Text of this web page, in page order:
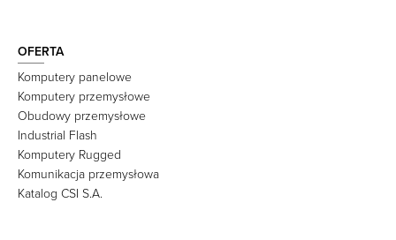
OFERTA
Komputery panelowe
Komputery przemysłowe
Obudowy przemysłowe
Industrial Flash
Komputery Rugged
Komunikacja przemysłowa
Katalog CSI S.A.